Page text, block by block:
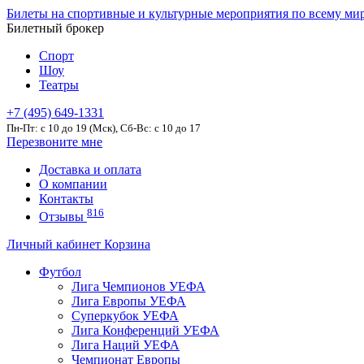
Билеты на спортивные и культурные мероприятия по всему
Билетный брокер
Спорт
Шоу
Театры
+7 (495) 649-1331
Пн-Пт: c 10 до 19 (Мск), Сб-Вс: с 10 до 17
Перезвоните мне
Доставка и оплата
О компании
Контакты
Отзывы 816
Личный кабинет Корзина
Футбол
Лига Чемпионов УЕФА
Лига Европы УЕФА
Суперкубок УЕФА
Лига Конференций УЕФА
Лига Наций УЕФА
Чемпионат Европы